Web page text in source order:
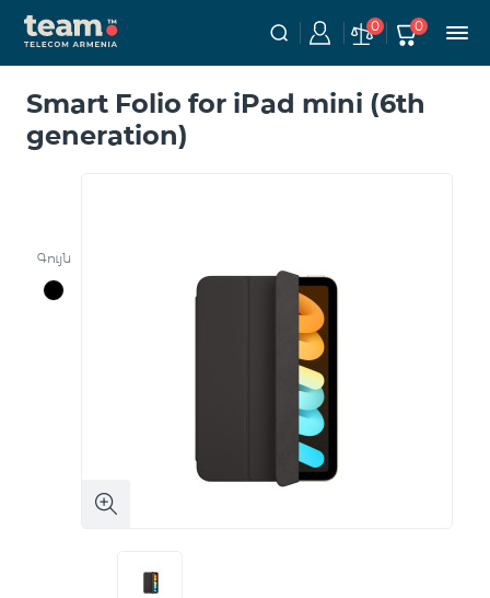
0 0
Smart Folio for iPad mini (6th
generation)
Գույն